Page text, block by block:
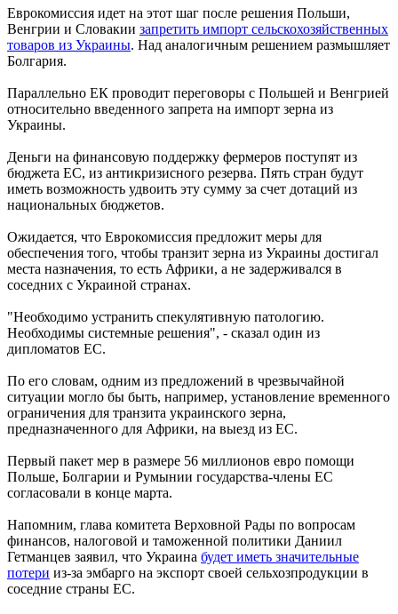
Еврокомиссия идет на этот шаг после решения Польши,
Венгрии и Словакии запретить импорт сельскохозяйственных
товаров из Украины. Над аналогичным решением размышляет
Болгария.
Параллельно ЕК проводит переговоры с Польшей и Венгрией
относительно введенного запрета на импорт зерна из
Украины.
Деньги на финансовую поддержку фермеров поступят из
бюджета ЕС, из антикризисного резерва. Пять стран будут
иметь возможность удвоить эту сумму за счет дотаций из
национальных бюджетов.
Ожидается, что Еврокомиссия предложит меры для
обеспечения того, чтобы транзит зерна из Украины достигал
места назначения, то есть Африки, а не задерживался в
соседних с Украиной странах.
"Необходимо устранить спекулятивную патологию.
Необходимы системные решения", - сказал один из
дипломатов ЕС.
По его словам, одним из предложений в чрезвычайной
ситуации могло бы быть, например, установление временного
ограничения для транзита украинского зерна,
предназначенного для Африки, на выезд из ЕС.
Первый пакет мер в размере 56 миллионов евро помощи
Польше, Болгарии и Румынии государства-члены ЕС
согласовали в конце марта.
Напомним, глава комитета Верховной Рады по вопросам
финансов, налоговой и таможенной политики Даниил
Гетманцев заявил, что Украина будет иметь значительные
потери из-за эмбарго на экспорт своей сельхозпродукции в
соседние страны ЕС.